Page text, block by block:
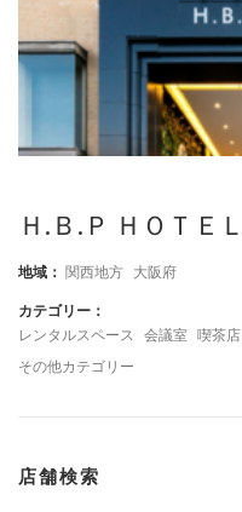
Ｈ.Ｂ.Ｐ ＨＯＴＥＬ
地域： 関西地方 大阪府
カテゴリー：
レンタルスペース
会議室 喫茶店
その他カテゴリー
店舗検索